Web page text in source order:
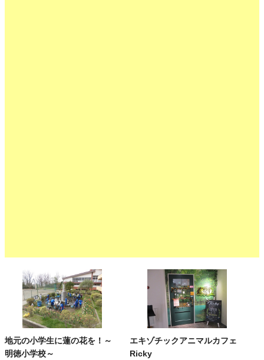
地元の小学生に蓮の花を！～
明徳小学校～
エキゾチックアニマルカフェ
Ricky